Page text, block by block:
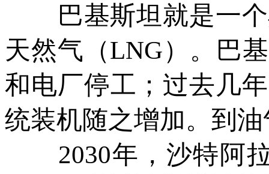
巴基斯坦就是一个
天然气（LNG）。巴
和电厂停工；过去几
统装机随之增加。到
2030年，沙特阿拉